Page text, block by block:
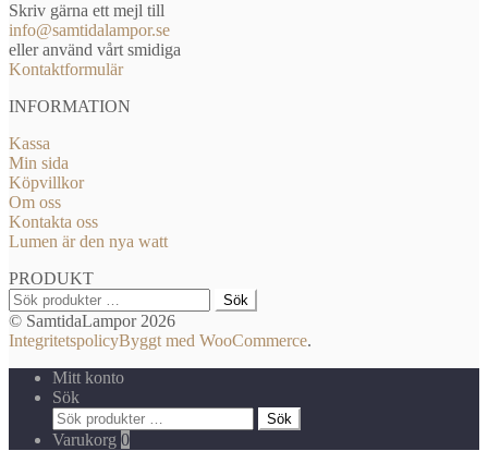
Skriv gärna ett mejl till
info@samtidalampor.se
eller använd vårt smidiga
Kontaktformulär
INFORMATION
Kassa
Min sida
Köpvillkor
Om oss
Kontakta oss
Lumen är den nya watt
PRODUKT
Sök
efter:
Sök
© SamtidaLampor 2026
IntegritetspolicyByggt med WooCommerce.
Mitt konto
Sök
Sök
efter:
Sök
Varukorg 0